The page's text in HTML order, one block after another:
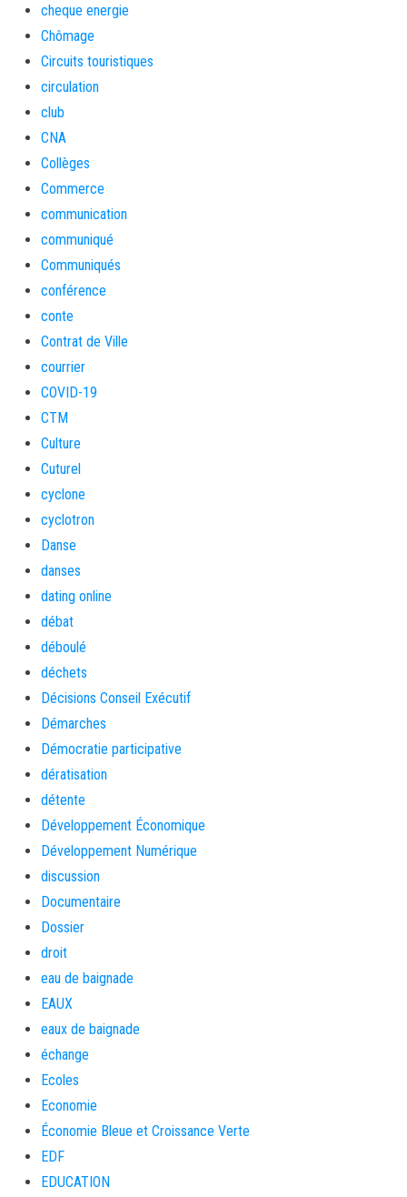
cheque energie
Chômage
Circuits touristiques
circulation
club
CNA
Collèges
Commerce
communication
communiqué
Communiqués
conférence
conte
Contrat de Ville
courrier
COVID-19
CTM
Culture
Cuturel
cyclone
cyclotron
Danse
danses
dating online
débat
déboulé
déchets
Décisions Conseil Exécutif
Démarches
Démocratie participative
dératisation
détente
Développement Économique
Développement Numérique
discussion
Documentaire
Dossier
droit
eau de baignade
EAUX
eaux de baignade
échange
Ecoles
Economie
Économie Bleue et Croissance Verte
EDF
EDUCATION